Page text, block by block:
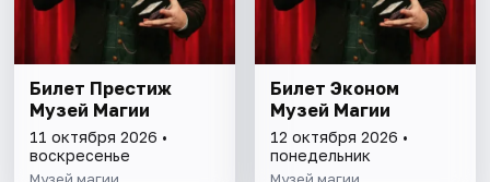
Билет Престиж
Музей Магии
11 октября 2026 •
воскресенье
Билет Эконом
Музей Магии
12 октября 2026 •
понедельник